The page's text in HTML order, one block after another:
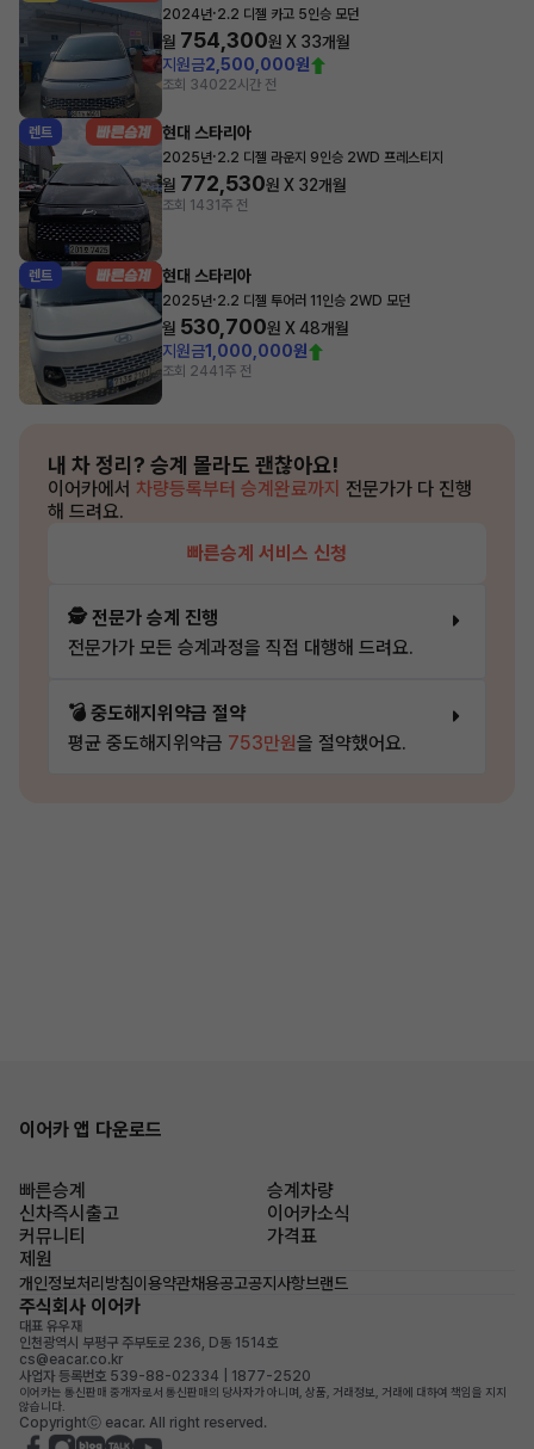
2024년·2.2 디젤 카고 5인승 모던
월 754,300원 X 33개월
지원금2,500,000원
조회 34022시간 전
렌트 현대 스타리아
2025년·2.2 디젤 라운지 9인승 2WD 프레스티지
월 772,530원 X 32개월
조회 1431주 전
렌트 현대 스타리아
2025년·2.2 디젤 투어러 11인승 2WD 모던
월 530,700원 X48개월
지원금1,000,000원
조회 2441주 전
내 차 정리? 승계 몰라도 괜찮아요!
이어카에서 차량등록부터 승계완료까지 전문가가 다 진행
해 드려요.
빠른승계 서비스 신청
🕵️ 전문가 승계 진행
전문가가 모든 승계과정을 직접 대행해 드려요.
💣 중도해지위약금 절약
평균 중도해지위약금 753만원을 절약했어요.
이어카 앱 다운로드
빠른승계
승계차량
신차즉시출고
이어카소식
커뮤니티
가격표
제원
개인정보처리방침이용약관채용공고공지사항브랜드
주식회사 이어카
대표 유우재
인천광역시 부평구 주부토로 236, D동 1514호
cs@eacar.co.kr
사업자 등록번호 539-88-02334 | 1877-2520
이어카는 통신판매 중개자로서 통신판매의 당사자가 아니며, 상품, 거래정보, 거래에 대하여 책임을 지지
않습니다.
Copyrightⓒ eacar. All right reserved.